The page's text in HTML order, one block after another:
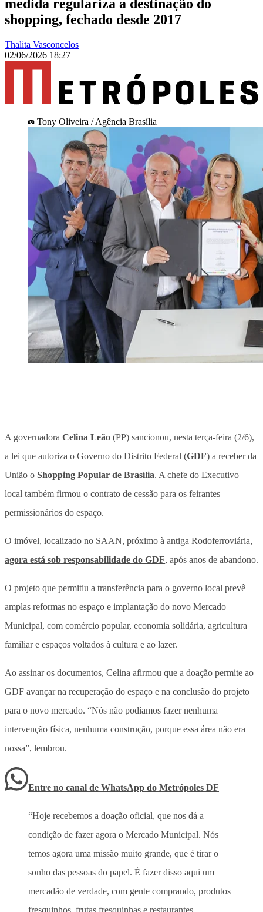
medida regulariza a destinação do
shopping, fechado desde 2017
Thalita Vasconcelos
02/06/2026 18:27
Tony Oliveira / Agência Brasília
A governadora Celina Leão (PP) sancionou, nesta terça-feira (2/6),
a lei que autoriza o Governo do Distrito Federal (GDF) a receber da
União o Shopping Popular de Brasília. A chefe do Executivo
local também firmou o contrato de cessão para os feirantes
permissionários do espaço.
O imóvel, localizado no SAAN, próximo à antiga Rodoferroviária,
agora está sob responsabilidade do GDF, após anos de abandono.
O projeto que permitiu a transferência para o governo local prevê
amplas reformas no espaço e implantação do novo Mercado
Municipal, com comércio popular, economia solidária, agricultura
familiar e espaços voltados à cultura e ao lazer.
Ao assinar os documentos, Celina afirmou que a doação permite ao
GDF avançar na recuperação do espaço e na conclusão do projeto
para o novo mercado. “Nós não podíamos fazer nenhuma
intervenção física, nenhuma construção, porque essa área não era
nossa”, lembrou.
Entre no canal de WhatsApp do Metrópoles DF
“Hoje recebemos a doação oficial, que nos dá a
condição de fazer agora o Mercado Municipal. Nós
temos agora uma missão muito grande, que é tirar o
sonho das pessoas do papel. É fazer disso aqui um
mercadão de verdade, com gente comprando, produtos
fresquinhos, frutas fresquinhas e restaurantes